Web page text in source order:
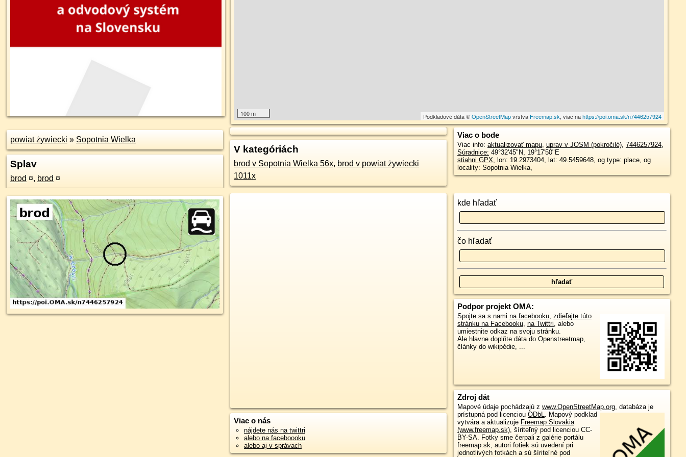
100 m Podkladové dáta ©OpenStreetMapvrstva Freemap.sk, viac nahttps://poi.oma.sk/n7446257924
powiat żywiecki » Sopotnia Wielka
Splav
brod ¤, brod ¤
V kategóriách
brod v Sopotnia Wielka 56x, brod v powiat żywiecki
1011x
Viac o bode
Viac info: aktualizovať mapu, uprav v JOSM (pokročilé), 7446257924,
Súradnice: 49°32'45"N, 19°17'50"E
stiahni GPX, lon: 19.2973404, lat: 49.5459648, og type: place, og
locality: Sopotnia Wielka,
Viac o nás
nájdete nás na twittri
alebo na faceboooku
alebo aj v správach
kde hľadať
čo hľadať
Podpor projekt OMA:
Spojte sa s nami na facebooku, zdieľajte túto
stránku na Facebooku, na Twittri, alebo
umiestnite odkaz na svoju stránku.
Ale hlavne doplňte dáta do Openstreetmap,
články do wikipédie, ...
Zdroj dát
Mapové údaje pochádzajú z www.OpenStreetMap.org, databáza je
prístupná pod licenciou ODbL. Mapový podklad
vytvára a aktualizuje Freemap Slovakia
(www.freemap.sk), šíriteľný pod licenciou CC-
BY-SA. Fotky sme čerpali z galérie portálu
freemap.sk, autori fotiek sú uvedení pri
jednotlivých fotkách a sú šíriteľné pod